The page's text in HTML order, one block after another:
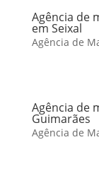
Agência de
em Seixal
Agência de
Agência de
Guimarães
Agência de